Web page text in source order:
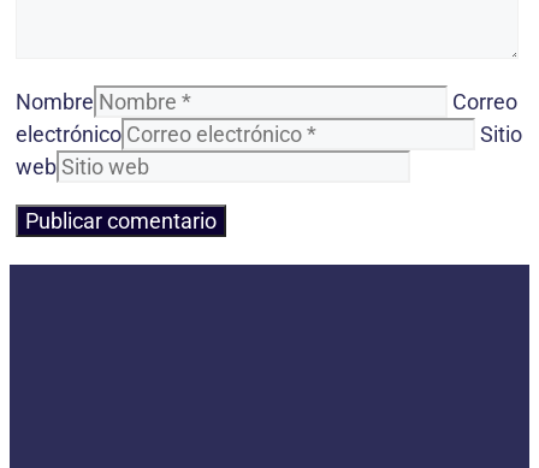
Nombre
Correo
electrónico
Sitio
web